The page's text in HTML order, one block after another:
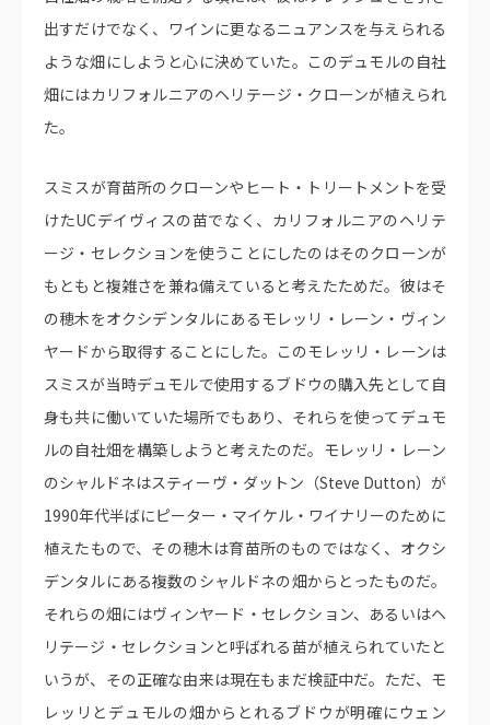
出すだけでなく、ワインに更なるニュアンスを与えられる
ような畑にしようと心に決めていた。このデュモルの自社
畑にはカリフォルニアのヘリテージ・クローンが植えられ
た。
スミスが育苗所のクローンやヒート・トリートメントを受
けたUCデイヴィスの苗でなく、カリフォルニアのヘリテ
ージ・セレクションを使うことにしたのはそのクローンが
もともと複雑さを兼ね備えていると考えたためだ。彼はそ
の穂木をオクシデンタルにあるモレッリ・レーン・ヴィン
ヤードから取得することにした。このモレッリ・レーンは
スミスが当時デュモルで使用するブドウの購入先として自
身も共に働いていた場所でもあり、それらを使ってデュモ
ルの自社畑を構築しようと考えたのだ。モレッリ・レーン
のシャルドネはスティーヴ・ダットン（Steve Dutton）が
1990年代半ばにピーター・マイケル・ワイナリーのために
植えたもので、その穂木は育苗所のものではなく、オクシ
デンタルにある複数のシャルドネの畑からとったものだ。
それらの畑にはヴィンヤード・セレクション、あるいはヘ
リテージ・セレクションと呼ばれる苗が植えられていたと
いうが、その正確な由来は現在もまだ検証中だ。ただ、モ
レッリとデュモルの畑からとれるブドウが明確にウェン